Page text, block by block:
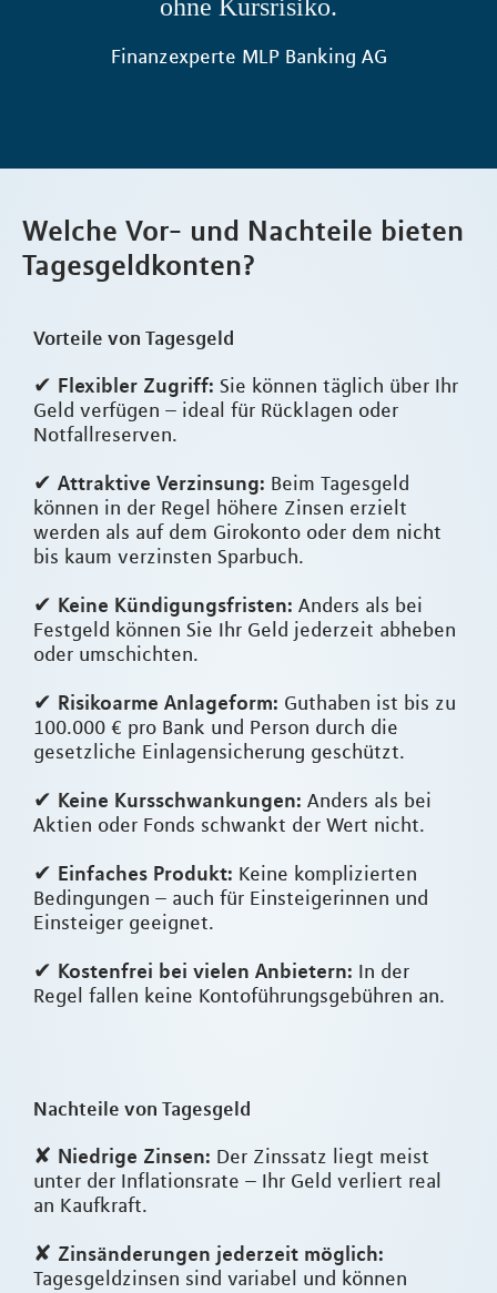
ohne Kursrisiko.
Finanzexperte MLP Banking AG
Welche Vor- und Nachteile bieten
Tagesgeldkonten?
Vorteile von Tagesgeld
✔ Flexibler Zugriff: Sie können täglich über Ihr
Geld verfügen – ideal für Rücklagen oder
Notfallreserven.
✔ Attraktive Verzinsung: Beim Tagesgeld
können in der Regel höhere Zinsen erzielt
werden als auf dem Girokonto oder dem nicht
bis kaum verzinsten Sparbuch.
✔ Keine Kündigungsfristen: Anders als bei
Festgeld können Sie Ihr Geld jederzeit abheben
oder umschichten.
✔ Risikoarme Anlageform: Guthaben ist bis zu
100.000 € pro Bank und Person durch die
gesetzliche Einlagensicherung geschützt.
✔ Keine Kursschwankungen: Anders als bei
Aktien oder Fonds schwankt der Wert nicht.
✔ Einfaches Produkt: Keine komplizierten
Bedingungen – auch für Einsteigerinnen und
Einsteiger geeignet.
✔ Kostenfrei bei vielen Anbietern: In der
Regel fallen keine Kontoführungsgebühren an.
Nachteile von Tagesgeld
✘ Niedrige Zinsen: Der Zinssatz liegt meist
unter der Inflationsrate – Ihr Geld verliert real
an Kaufkraft.
✘ Zinsänderungen jederzeit möglich:
Tagesgeldzinsen sind variabel und können